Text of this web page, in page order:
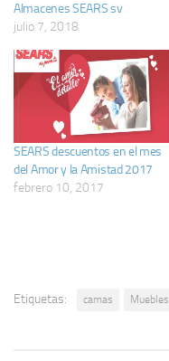
Almacenes SEARS sv
julio 7, 2018
SEARS descuentos en el mes
del Amor y la Amistad 2017
febrero 10, 2017
Etiquetas: camas Muebles